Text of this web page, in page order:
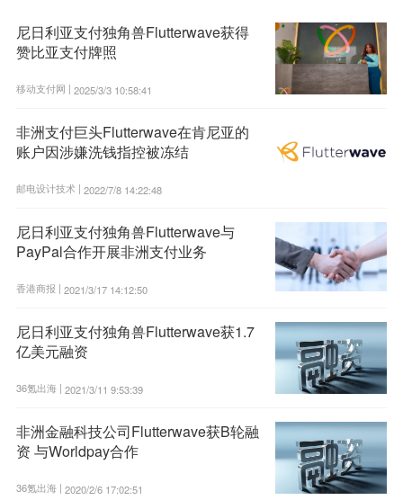
尼日利亚支付独角兽Flutterwave获得
赞比亚支付牌照
移动支付网 | 2025/3/3 10:58:41
非洲支付巨头Flutterwave在肯尼亚的
账户因涉嫌洗钱指控被冻结
邮电设计技术 | 2022/7/8 14:22:48
尼日利亚支付独角兽Flutterwave与
PayPal合作开展非洲支付业务
香港商报 | 2021/3/17 14:12:50
尼日利亚支付独角兽Flutterwave获1.7
亿美元融资
36氪出海 | 2021/3/11 9:53:39
非洲金融科技公司Flutterwave获B轮融
资 与Worldpay合作
36氪出海 | 2020/2/6 17:02:51